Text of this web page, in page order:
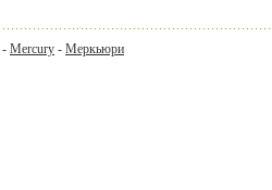
- Mercury - Меркьюри